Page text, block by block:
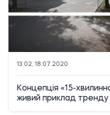
13:02, 18.07.2020
Концепція «15-
живий приклад тренду